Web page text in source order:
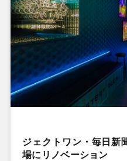
ジェクトワン・毎日新
場にリノベーション